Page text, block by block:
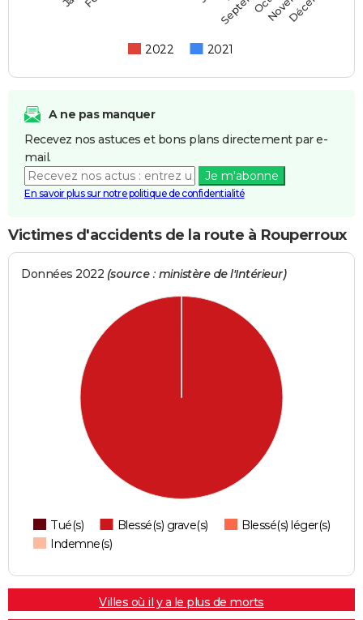
2022 2021
A ne pas manquer
Recevez nos astuces et bons plans directement par e-
mail.
Je m'abonne
En savoir plus sur notre politique de confidentialité
Victimes d'accidents de la route à Rouperroux
Données 2022 (source : ministère de l'Intérieur)
Tué(s) Blessé(s) grave(s)
Blessé(s) léger(s)
Indemne(s)
Villes où il y a le plus de morts